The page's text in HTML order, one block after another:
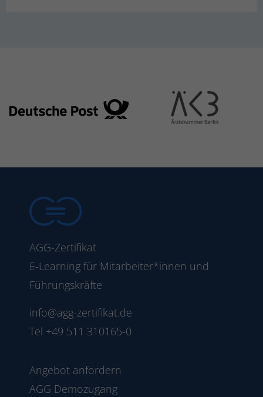
AGG-Zertifikat
E-Learning für Mitarbeiter*innen und
Führungskräfte
info@agg-zertifikat.de
Tel +49 511 310165-0
Angebot anfordern
AGG Demozugang